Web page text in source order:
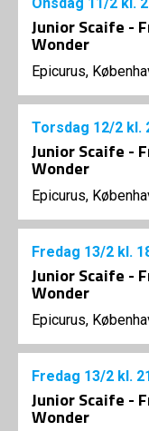
Junior Scaife -
Wonder
Epicurus,
Torsdag 12/2 kl.
Junior Scaife -
Wonder
Epicurus,
Fredag 13/2 kl.
Junior Scaife -
Wonder
Epicurus,
Fredag 13/2 kl.
Junior Scaife -
Wonder